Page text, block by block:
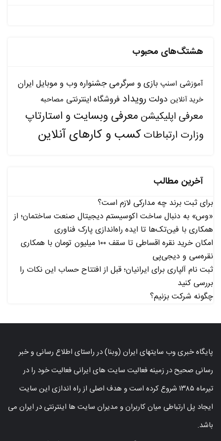
هشتگ‌های محبوب
آموزشی اسنپ بازی و سرگرمی جشنواره وب و موبایل ایران
خرید آنلاین دولت رویداد فروشگاه اینترنتی مصاحبه
معرفی اپلیکیشن معرفی وبسایت و استارتاپ
وزارت ارتباطاتکسب و کارهای آنلاین
آخرین مطالب
برای ثبت برند چه مدارکی لازم است؟
«وس» به دنبال ساخت اکوسیستم دیجیتال صنعت ساختمان؛ از
همکاری با فین‌تک‌ها تا ایده راه‌اندازی پارک فناوری
امکان خرید نقره اقساطی تا سقف ۱۰۰ میلیون تومان با همکاری
نقره‌سی و دیجی‌پی
ثبت نام آلپاری برای ایرانیان؛ قبل از افتتاح حساب این نکات را
بررسی کنید
چگونه شرکت بزنیم؟
پایگاه خبری وب سایتهای ایران (وبنا) در راستای اطلاع رسانی و خبر
رسانی صحیح در زمینه فعالیت سایت های ایرانی فعالیت خود را در
تیرماه ۱۳۸۵ شروع کرده است و هدف اصلی از راه اندازی این سایت
ایجاد پل ارتباطی میان کاربران و مدیران سایت ها اینترنتی در ایران می
باشد.